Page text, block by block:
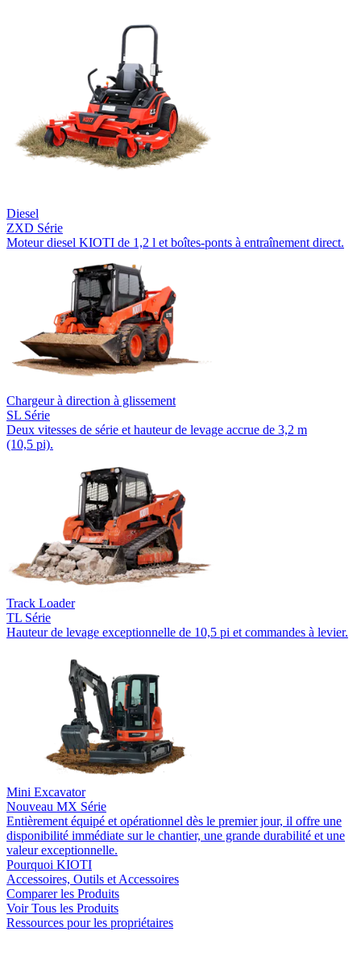
Diesel
ZXD Série
Moteur diesel KIOTI de 1,2 l et boîtes-ponts à entraînement direct.
Chargeur à direction à glissement
SL Série
Deux vitesses de série et hauteur de levage accrue de 3,2 m
(10,5 pi).
Track Loader
TL Série
Hauteur de levage exceptionnelle de 10,5 pi et commandes à levier.
Mini Excavator
Nouveau MX Série
Entièrement équipé et opérationnel dès le premier jour, il offre une
disponibilité immédiate sur le chantier, une grande durabilité et une
valeur exceptionnelle.
Pourquoi KIOTI
Accessoires, Outils et Accessoires
Comparer les Produits
Voir Tous les Produits
Ressources pour les propriétaires